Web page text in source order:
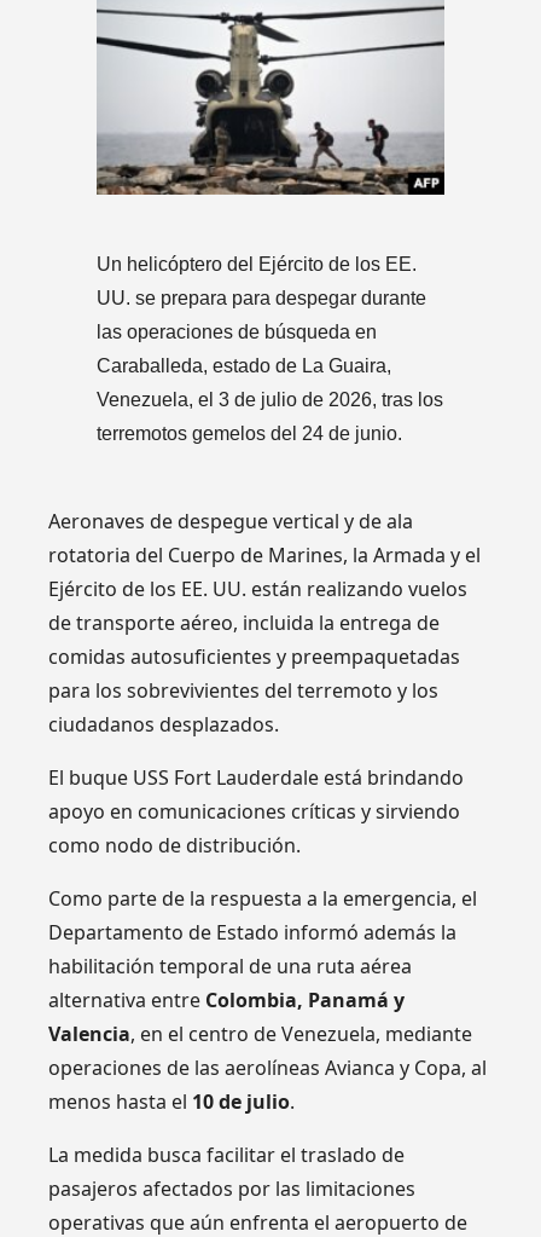
Un helicóptero del Ejército de los EE.
UU. se prepara para despegar durante
las operaciones de búsqueda en
Caraballeda, estado de La Guaira,
Venezuela, el 3 de julio de 2026, tras los
terremotos gemelos del 24 de junio.
Aeronaves de despegue vertical y de ala
rotatoria del Cuerpo de Marines, la Armada y el
Ejército de los EE. UU. están realizando vuelos
de transporte aéreo, incluida la entrega de
comidas autosuficientes y preempaquetadas
para los sobrevivientes del terremoto y los
ciudadanos desplazados.
El buque USS Fort Lauderdale está brindando
apoyo en comunicaciones críticas y sirviendo
como nodo de distribución.
Como parte de la respuesta a la emergencia, el
Departamento de Estado informó además la
habilitación temporal de una ruta aérea
alternativa entre Colombia, Panamá y
Valencia, en el centro de Venezuela, mediante
operaciones de las aerolíneas Avianca y Copa, al
menos hasta el 10 de julio.
La medida busca facilitar el traslado de
pasajeros afectados por las limitaciones
operativas que aún enfrenta el aeropuerto de